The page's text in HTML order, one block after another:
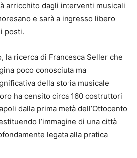
arricchito dagli interventi musicali
e sarà a ingresso libero
posti.
la ricerca di Francesca Seller che
poco conosciuta ma
della storia musicale
ha censito circa 160 costruttori
dalla prima metà dell’Ottocento
l’immagine di una città
legata alla pratica